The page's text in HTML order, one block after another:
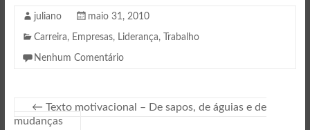
juliano maio 31, 2010
Carreira, Empresas, Liderança, Trabalho
Nenhum Comentário
← Texto motivacional – De sapos, de águias e de
mudanças